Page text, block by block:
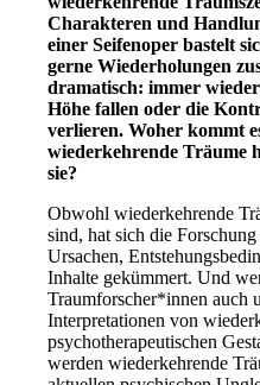
Charakteren und
einer Seifenoper bastelt
gerne Wiederholungen
dramatisch: immer
Höhe fallen oder die
verlieren. Woher kommt
wiederkehrende Träume
sie?
Obwohl wiederkehrende
sind, hat sich die
Ursachen,
Inhalte gekümmert. Und
Traumforscher*innen auch
Interpretationen von
psychotherapeutischen
werden wiederkehrende